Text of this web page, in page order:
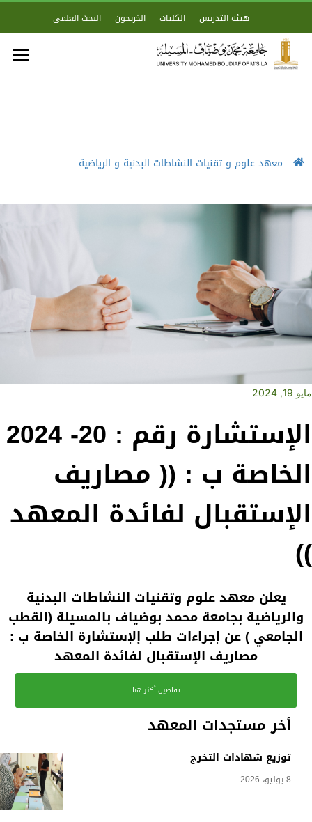
هيئة التدريس الكليات الخريجون البحث العلمي
معهد علوم و تقنيات النشاطات البدنية و الرياضية
أخر مستجدات المعهد
توزيع شهادات التخرج
8 يوليو، 2026
مايو 19, 2024
الإستشارة رقم : 20- 2024
الخاصة ب : (( مصاريف
الإستقبال لفائدة المعهد
))
يعلن معهد علوم وتقنيات النشاطات البدنية
والرياضية بجامعة محمد بوضياف بالمسيلة (القطب
الجامعي ) عن إجراءات طلب إلإستشارة الخاصة ب :
مصاريف الإستقبال لفائدة المعهد
تفاصيل أكثر هنا